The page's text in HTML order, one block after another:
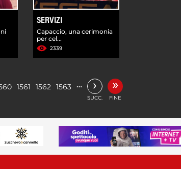
SERVIZI
Capaccio, una cerimonia
per cel...
2339
1561 1562 1563 … ›
SUCC.
»
FINE